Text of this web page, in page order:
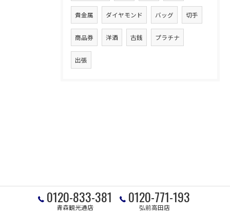
貴金属 ダイヤモンド バッグ 切手
商品券 洋酒 古銭 プラチナ
出張
0120-833-381
青森観光通店
0120-771-193
弘前高田店